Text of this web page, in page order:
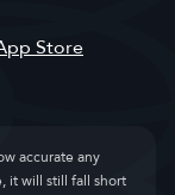
accurate any
it will still fall short